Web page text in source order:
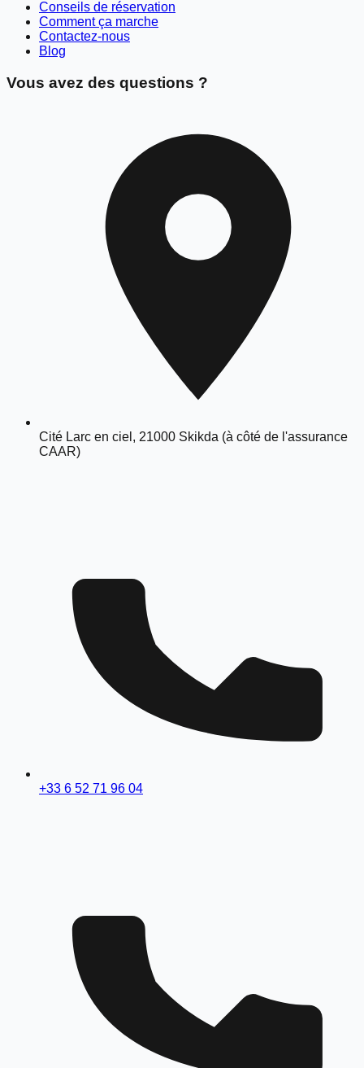
Conseils de réservation
Comment ça marche
Contactez-nous
Blog
Vous avez des questions ?
Cité Larc en ciel, 21000 Skikda (à côté de l'assurance
CAAR)
+33 6 52 71 96 04